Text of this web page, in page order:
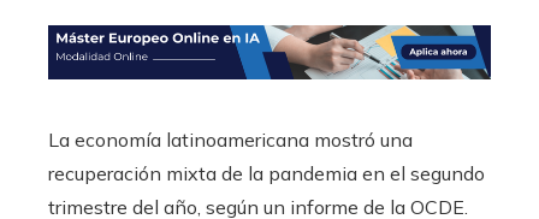
La economía latinoamericana mostró una
recuperación mixta de la pandemia en el segundo
trimestre del año, según un informe de la OCDE.